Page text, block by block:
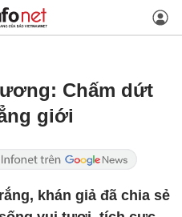
Chấm dứt
giới
khán giả đã chia sẻ